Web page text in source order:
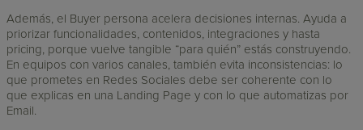
Además, el Buyer persona acelera decisiones internas. Ayuda a
priorizar funcionalidades, contenidos, integraciones y hasta
pricing, porque vuelve tangible “para quién” estás construyendo.
En equipos con varios canales, también evita inconsistencias: lo
que prometes en Redes Sociales debe ser coherente con lo
que explicas en una Landing Page y con lo que automatizas por
Email.